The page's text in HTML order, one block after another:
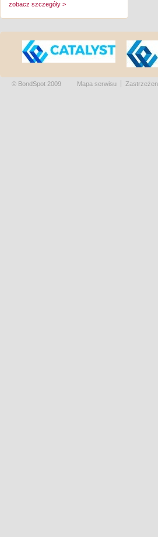
zobacz szczegóły >
© BondSpot 2009 Mapa serwisu